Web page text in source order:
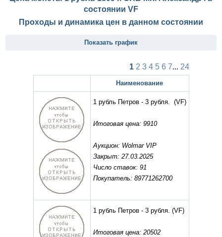
состоянии VF
Проходы и динамика цен в данном состоянии
Показать график
1 2 3 4 5 6 7... 24
Наименование
1 рубль Петров - 3 рубля. (VF)
Итоговая цена: 9910
Аукцион: Wolmar VIP
Закрыт: 27.03.2025
Число ставок: 91
Покупатель: 89771262700
1 рубль Петров - 3 рубля. (VF)
Итоговая цена: 20502